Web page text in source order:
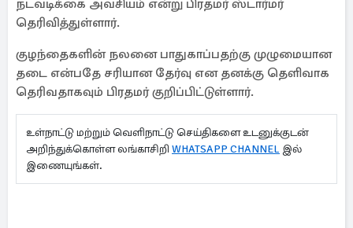
நடவடிக்கை அவசியம் என்று பிரதமர் ஸ்டார்மர்
தெரிவித்துள்ளார்.
குழந்தைகளின் நலனை பாதுகாப்பதற்கு முழுமையான
தடை என்பதே சரியான தேர்வு என தனக்கு தெளிவாக
தெரிவதாகவும் பிரதமர் குறிப்பிட்டுள்ளார்.
உள்நாட்டு மற்றும் வெளிநாட்டு செய்திகளை உடனுக்குடன்
அறிந்துக்கொள்ள லங்காசிறி WHATSAPP CHANNEL இல்
இணையுங்கள்.